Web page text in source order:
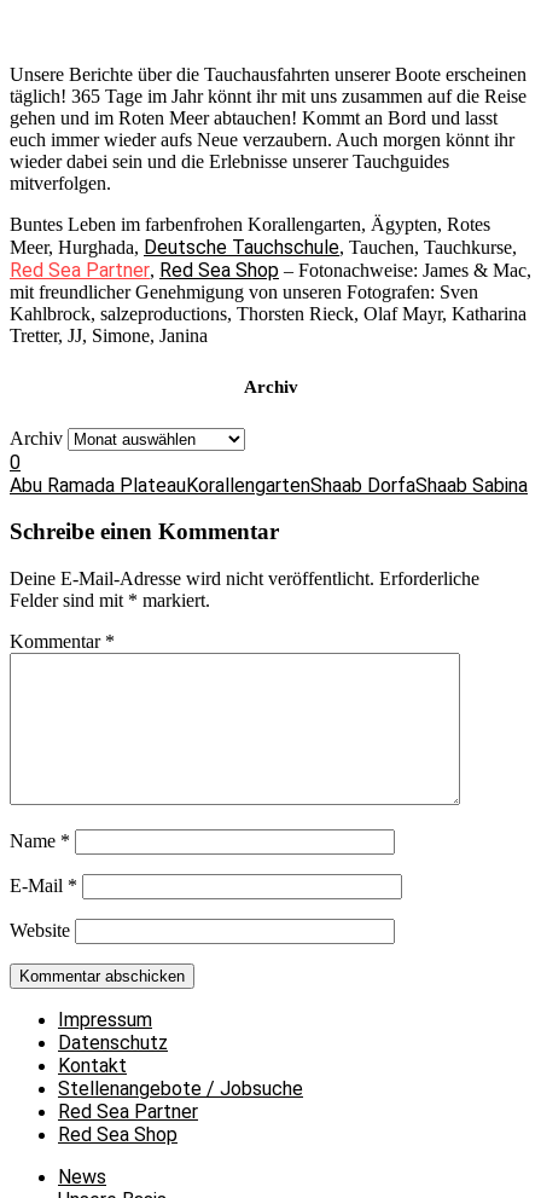
Unsere Berichte über die Tauchausfahrten unserer Boote erscheinen
täglich! 365 Tage im Jahr könnt ihr mit uns zusammen auf die Reise
gehen und im Roten Meer abtauchen! Kommt an Bord und lasst
euch immer wieder aufs Neue verzaubern. Auch morgen könnt ihr
wieder dabei sein und die Erlebnisse unserer Tauchguides
mitverfolgen.
Buntes Leben im farbenfrohen Korallengarten, Ägypten, Rotes
Meer, Hurghada, Deutsche Tauchschule, Tauchen, Tauchkurse,
Red Sea Partner, Red Sea Shop – Fotonachweise: James & Mac,
mit freundlicher Genehmigung von unseren Fotografen: Sven
Kahlbrock, salzeproductions, Thorsten Rieck, Olaf Mayr, Katharina
Tretter, JJ, Simone, Janina
Archiv
Archiv
0
Abu Ramada PlateauKorallengartenShaab DorfaShaab Sabina
Schreibe einen Kommentar
Deine E-Mail-Adresse wird nicht veröffentlicht. Erforderliche
Felder sind mit * markiert.
Kommentar *
Name *
E-Mail *
Website
Impressum
Datenschutz
Kontakt
Stellenangebote / Jobsuche
Red Sea Partner
Red Sea Shop
News